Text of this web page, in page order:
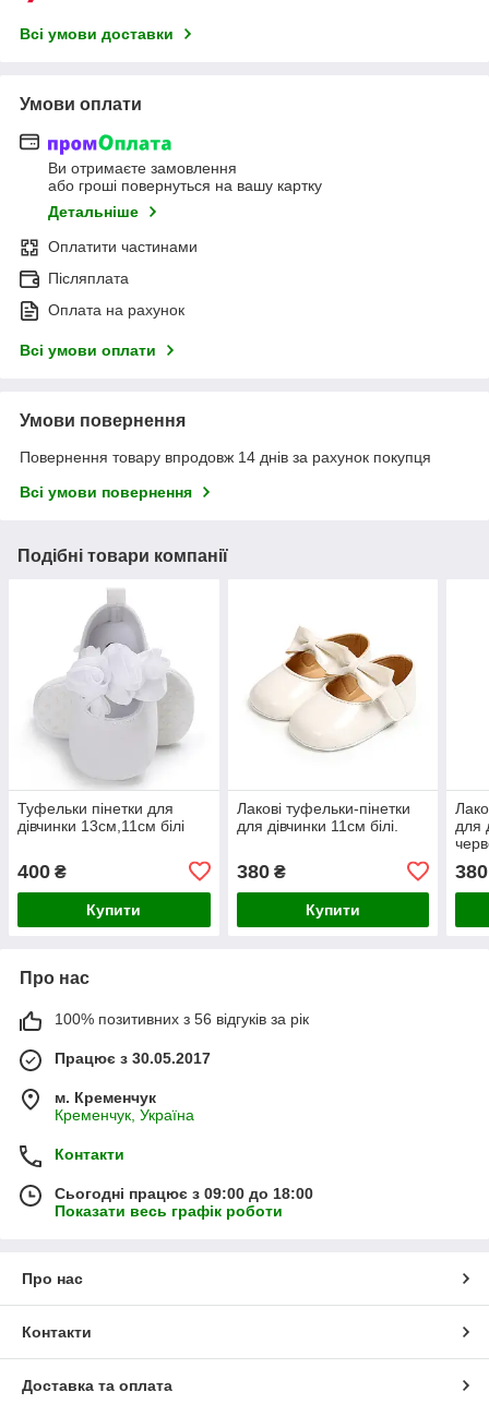
Всі умови доставки
Умови оплати
Ви отримаєте замовлення
або гроші повернуться на вашу картку
Детальніше
Оплатити частинами
Післяплата
Оплата на рахунок
Всі умови оплати
Умови повернення
Повернення товару впродовж 14 днів за рахунок покупця
Всі умови повернення
Подібні товари компанії
Туфельки пінетки для
дівчинки 13см,11см білі
400 ₴
Купити
Лакові туфельки-пінетки
для дівчинки 11см білі.
380₴
Купити
для
380
Про нас
100% позитивних з 56 відгуків за рік
Працює з 30.05.2017
м. Кременчук
Кременчук, Україна
Контакти
Сьогодні працює з 09:00 до 18:00
Показати весь графік роботи
Про нас
Контакти
Доставка та оплата